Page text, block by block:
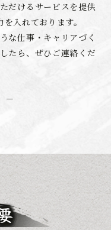
だける サービスを提供
入れております。
な仕事・キャリアづく
たら、ぜひご連絡くだ
－